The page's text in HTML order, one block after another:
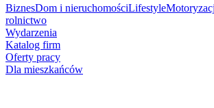
BiznesDom i nieruchomościLifestyle
rolnictwo
Wydarzenia
Katalog firm
Oferty pracy
Dla mieszkańców